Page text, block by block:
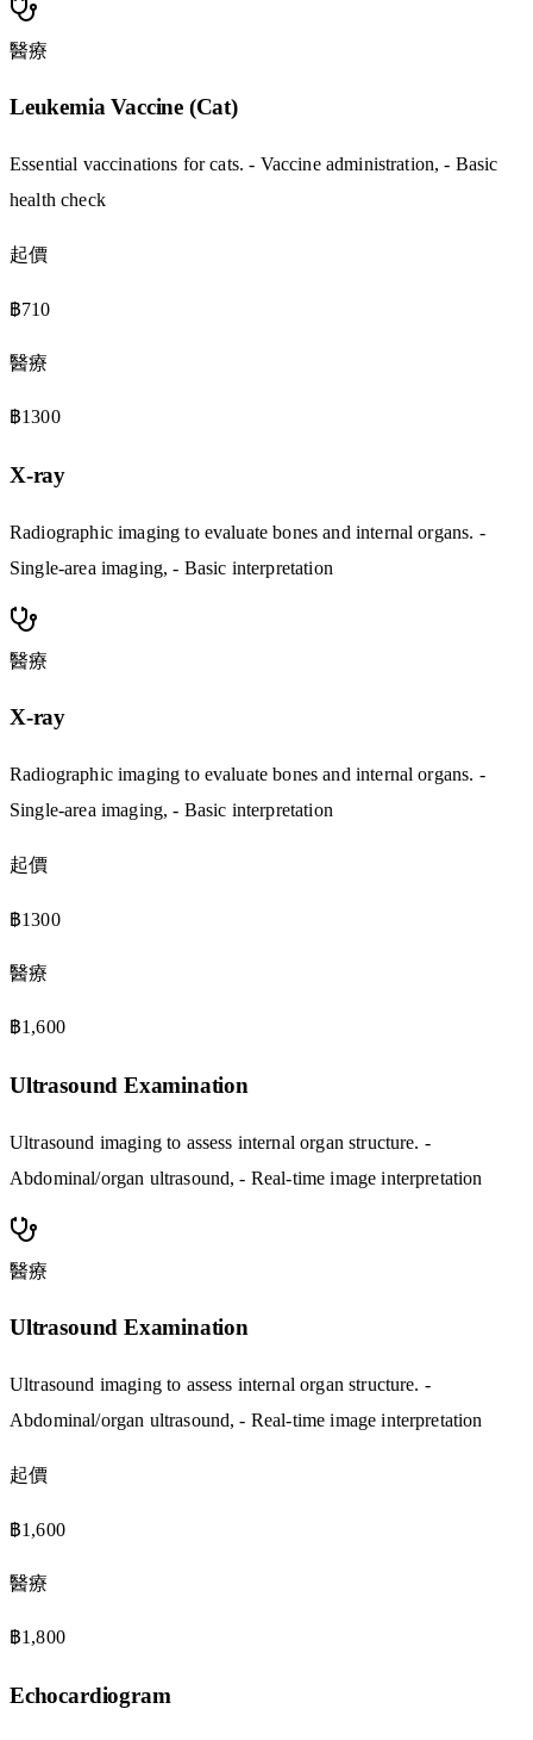
醫療
Leukemia Vaccine (Cat)
Essential vaccinations for cats. - Vaccine administration, - Basic
health check
起價
฿710
醫療
฿1300
X-ray
Radiographic imaging to evaluate bones and internal organs. -
Single-area imaging, - Basic interpretation
醫療
X-ray
Radiographic imaging to evaluate bones and internal organs. -
Single-area imaging, - Basic interpretation
起價
฿1300
醫療
฿1,600
Ultrasound Examination
Ultrasound imaging to assess internal organ structure. -
Abdominal/organ ultrasound, - Real-time image interpretation
醫療
Ultrasound Examination
Ultrasound imaging to assess internal organ structure. -
Abdominal/organ ultrasound, - Real-time image interpretation
起價
฿1,600
醫療
฿1,800
Echocardiogram